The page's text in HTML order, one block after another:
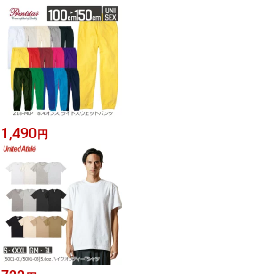
1,490円